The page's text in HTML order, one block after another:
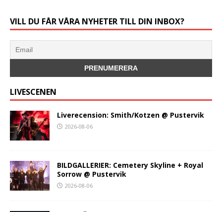
VILL DU FÅR VÅRA NYHETER TILL DIN INBOX?
LIVESCENEN
Liverecension: Smith/Kotzen @ Pustervik
2026-08-06
BILDGALLERIER: Cemetery Skyline + Royal
Sorrow @ Pustervik
2026-08-06